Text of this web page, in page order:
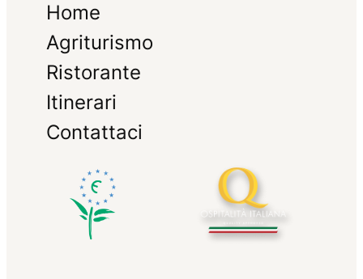
Home
Agriturismo
Ristorante
Itinerari
Contattaci